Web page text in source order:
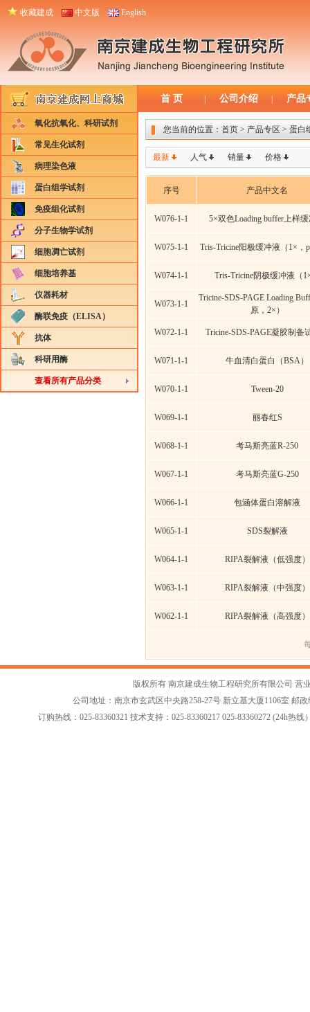
收藏建成 中文版 English
首 页 公司介绍 产品
氧化抗氧化、科研试剂
常见生化试剂
病理染色液
蛋白组学试剂
免疫组化试剂
分子生物学试剂
细胞凋亡试剂
细胞培养基
仪器耗材
酶联免疫（ELISA）
抗体
科研用酶
查看所有产品分类
您当前的位置： 首页 > 产品专区 > 蛋白
最新 人气 销量 价格
序号 产品中文名
W076-1-1 5×双色Loading buffer上样
W075-1-1 Tris-Tricine阳极缓冲液（1×，
W074-1-1 Tris-Tricine阴极缓冲液（
W073-1-1
Tricine-SDS-PAGE Loading
原，2×）
W072-1-1 Tricine-SDS-PAGE凝胶制备
W071-1-1 牛血清白蛋白（BSA）
W070-1-1 Tween-20
W069-1-1 丽春红S
W068-1-1 考马斯亮蓝R-250
W067-1-1 考马斯亮蓝G-250
W066-1-1 包涵体蛋白溶解液
W065-1-1 SDS裂解液
W064-1-1 RIPA裂解液（低强度）
W063-1-1 RIPA裂解液（中强度）
W062-1-1 RIPA裂解液（高强度）
版权所有 南京建成生物工程研究所有限公司 营
公司地址：南京市玄武区中央路258-27号 新立基大厦1106室 邮政
订购热线：025-83360321 技术支持：025-83360217 025-83360272 (24h热